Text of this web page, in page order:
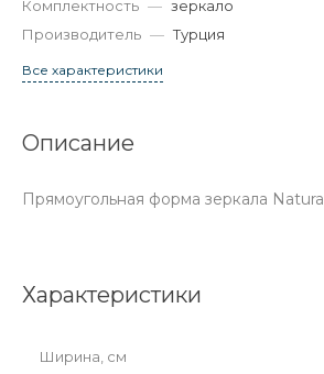
Комплектность — зеркало
Производитель — Турция
Все характеристики
Описание
Прямоугольная форма зеркала Natura
Характеристики
Ширина, см